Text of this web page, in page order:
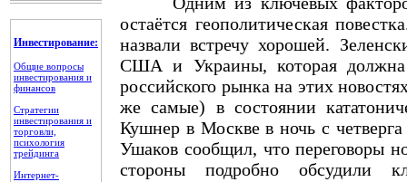
Инвестирование:
Общие вопросы
инвестирования и
финансов
Стратегии
инвестирования и
торговли,
психология
трейдинга
Интернет-
остаётся геополитическая
назвали встречу хорошей.
США и Украины, которая должна
российского рынка на этих
же самые) в состоянии
Кушнер в Москве в ночь с
Ушаков сообщил, что переговоры
стороны подробно обсудили